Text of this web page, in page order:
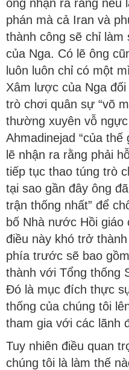
ông nhận ra rằng nếu
phán mà cả Iran và
thành công sẽ chỉ
của Nga. Có lẽ ông
luôn luôn chỉ có một
Xâm lược của Nga
trò chơi quân sự “võ
thường xuyên vỗ
Ahmadinejad “của
lẽ nhận ra rằng phải
tiếp tục thao túng trò
tại sao gần đây ông
trận thống nhất” để
bố Nhà nước Hồi
điều này khó trở
phía trước sẽ bao
thành với Tổng thống
Đó là mục đích thực
thống của chúng tôi
tham gia với các lãnh
Tuy nhiên điều quan
chúng tôi là làm thế